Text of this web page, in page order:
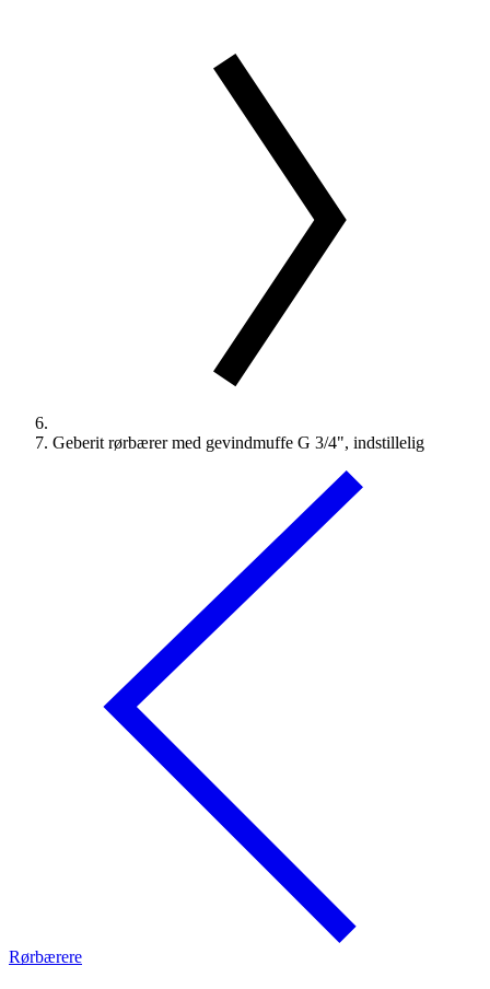
Geberit rørbærer med gevindmuffe G 3/4", indstillelig
Rørbærere